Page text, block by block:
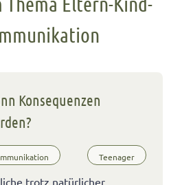
Konsequenzen
Teenager
trotz natürlicher